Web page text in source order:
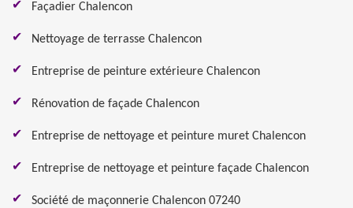
Façadier Chalencon
Nettoyage de terrasse Chalencon
Entreprise de peinture extérieure Chalencon
Rénovation de façade Chalencon
Entreprise de nettoyage et peinture muret Chalencon
Entreprise de nettoyage et peinture façade Chalencon
Société de maçonnerie Chalencon 07240